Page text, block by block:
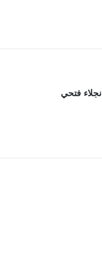
نجلاء فتحي